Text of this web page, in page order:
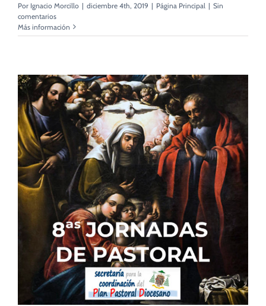
Por Ignacio Morcillo | diciembre 4th, 2019 | Página Principal | Sin
comentarios
Más información